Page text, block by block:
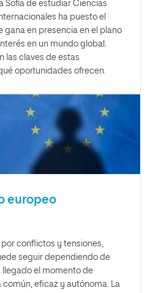
Sofía de estudiar Ciencias
ha puesto el
gana en presencia en el plano
en un mundo global.
las claves de estas
oportunidades ofrecen.
europeo
conflictos y tensiones,
seguir dependiendo de
llegado el momento de
eficaz y autónoma. La